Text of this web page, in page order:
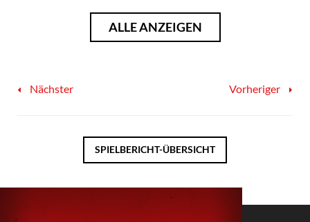
ALLE ANZEIGEN
Nächster Vorheriger
SPIELBERICHT-ÜBERSICHT